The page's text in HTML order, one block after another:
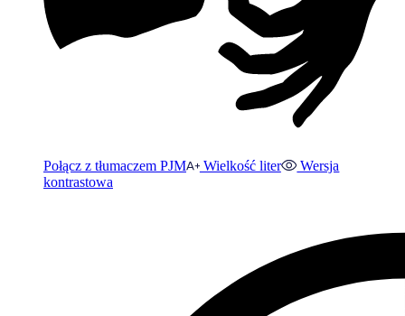
Połącz z tłumaczem PJM Wielkość liter
Wersja
kontrastowa